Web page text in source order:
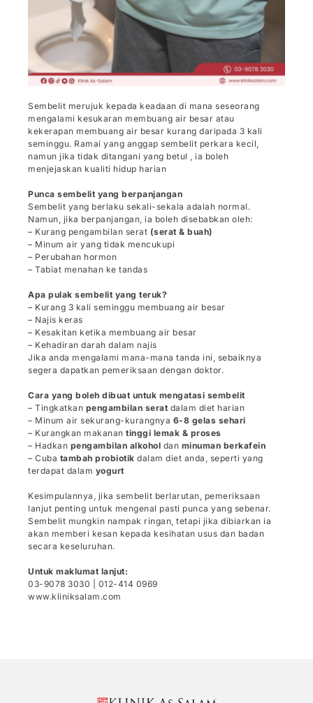
Sembelit merujuk kepada keadaan di mana seseorang
mengalami kesukaran membuang air besar atau
kekerapan membuang air besar kurang daripada 3 kali
seminggu. Ramai yang anggap sembelit perkara kecil,
namun jika tidak ditangani yang betul , ia boleh
menjejaskan kualiti hidup harian
Punca sembelit yang berpanjangan
Sembelit yang berlaku sekali-sekala adalah normal.
Namun, jika berpanjangan, ia boleh disebabkan oleh:
– Kurang pengambilan serat (serat & buah)
– Minum air yang tidak mencukupi
– Perubahan hormon
– Tabiat menahan ke tandas
Apa pulak sembelit yang teruk?
– Kurang 3 kali seminggu membuang air besar
– Najis keras
– Kesakitan ketika membuang air besar
– Kehadiran darah dalam najis
Jika anda mengalami mana-mana tanda ini, sebaiknya
segera dapatkan pemeriksaan dengan doktor.
Cara yang boleh dibuat untuk mengatasi sembelit
– Tingkatkan pengambilan serat dalam diet harian
– Minum air sekurang-kurangnya 6-8 gelas sehari
– Kurangkan makanan tinggi lemak & proses
– Hadkan pengambilan alkohol dan minuman berkafein
– Cuba tambah probiotik dalam diet anda, seperti yang
terdapat dalam yogurt
Kesimpulannya, jika sembelit berlarutan, pemeriksaan
lanjut penting untuk mengenal pasti punca yang sebenar.
Sembelit mungkin nampak ringan, tetapi jika dibiarkan ia
akan memberi kesan kepada kesihatan usus dan badan
secara keseluruhan.
Untuk maklumat lanjut:
03-9078 3030 | 012-414 0969
www.kliniksalam.com